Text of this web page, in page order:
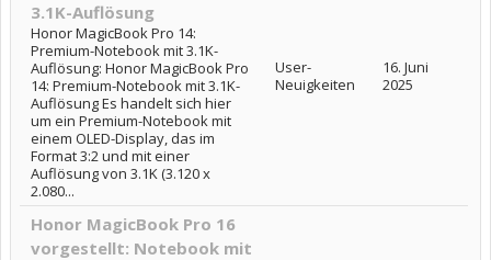
3.1K-Auflösung
Honor MagicBook Pro 14:
Premium-Notebook mit 3.1K-
Auflösung: Honor MagicBook Pro
14: Premium-Notebook mit 3.1K-
Auflösung Es handelt sich hier
um ein Premium-Notebook mit
einem OLED-Display, das im
Format 3:2 und mit einer
Auflösung von 3.1K (3.120 x
2.080...
User-
Neuigkeiten
16. Juni
2025
Honor MagicBook Pro 16
vorgestellt: Notebook mit